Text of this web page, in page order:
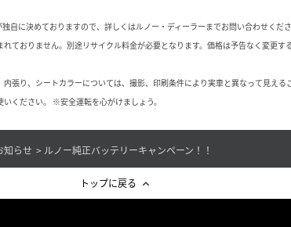
に決めておりますので、詳しくはルノー・ディーラーまでお問い合わせくださ
おりません。別途リサイクル料金が必要となります。価格は予告なく変更す
り、シートカラーについては、撮影、印刷条件により実車と異なって見える
ください。 ※安全運転を心がけましょう。
知らせ ルノー純正バッテリーキャンペーン！！
トップに戻る